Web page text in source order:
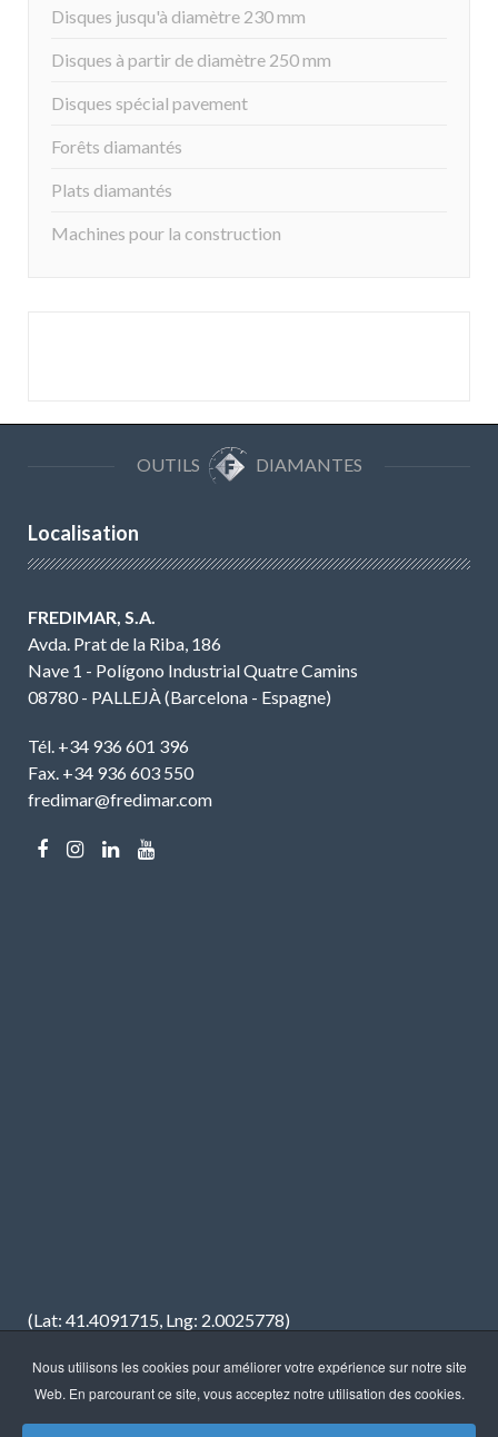
Disques jusqu'à diamètre 230 mm
Disques à partir de diamètre 250 mm
Disques spécial pavement
Forêts diamantés
Plats diamantés
Machines pour la construction
OUTILS DIAMANTES
Localisation
FREDIMAR, S.A.
Avda. Prat de la Riba, 186
Nave 1 - Polígono Industrial Quatre Camins
08780 - PALLEJÀ (Barcelona - Espagne)
Tél. +34 936 601 396
Fax. +34 936 603 550
fredimar@fredimar.com
(Lat: 41.4091715, Lng: 2.0025778)
Nous utilisons les cookies pour améliorer votre expérience sur notre site
Web. En parcourant ce site, vous acceptez notre utilisation des cookies.